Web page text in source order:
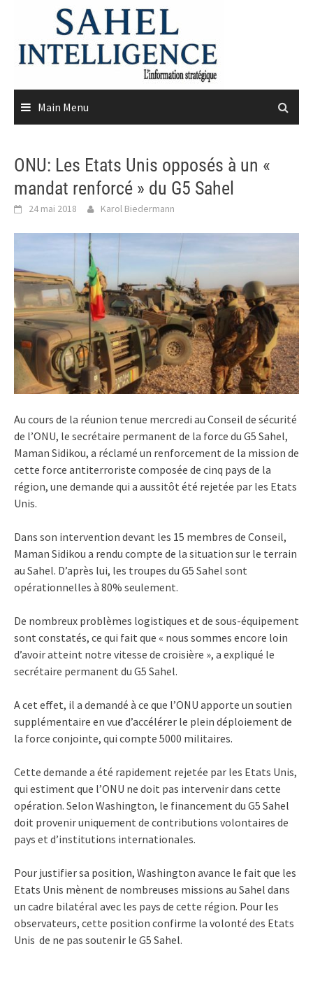
content
Main Menu
ONU: Les Etats Unis opposés à un «
mandat renforcé » du G5 Sahel
24 mai 2018 Karol Biedermann
Au cours de la réunion tenue mercredi au Conseil de sécurité
de l’ONU, le secrétaire permanent de la force du G5 Sahel,
Maman Sidikou, a réclamé un renforcement de la mission de
cette force antiterroriste composée de cinq pays de la
région, une demande qui a aussitôt été rejetée par les Etats
Unis.
Dans son intervention devant les 15 membres de Conseil,
Maman Sidikou a rendu compte de la situation sur le terrain
au Sahel. D’après lui, les troupes du G5 Sahel sont
opérationnelles à 80% seulement.
De nombreux problèmes logistiques et de sous-équipement
sont constatés, ce qui fait que « nous sommes encore loin
d’avoir atteint notre vitesse de croisière », a expliqué le
secrétaire permanent du G5 Sahel.
A cet effet, il a demandé à ce que l’ONU apporte un soutien
supplémentaire en vue d’accélérer le plein déploiement de
la force conjointe, qui compte 5000 militaires.
Cette demande a été rapidement rejetée par les Etats Unis,
qui estiment que l’ONU ne doit pas intervenir dans cette
opération. Selon Washington, le financement du G5 Sahel
doit provenir uniquement de contributions volontaires de
pays et d’institutions internationales.
Pour justifier sa position, Washington avance le fait que les
Etats Unis mènent de nombreuses missions au Sahel dans
un cadre bilatéral avec les pays de cette région. Pour les
observateurs, cette position confirme la volonté des Etats
Unis de ne pas soutenir le G5 Sahel.